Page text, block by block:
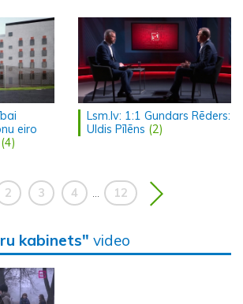
eiro
(4)
Lsm.lv: 1:1 Gundars Rēders:
Uldis Pīlēns (2)
2 3 4 12
kabinets" video